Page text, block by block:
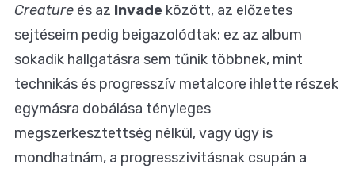
Creature és az Invade között, az előzetes
sejtéseim pedig beigazolódtak: ez az album
sokadik hallgatásra sem tűnik többnek, mint
technikás és progresszív metalcore ihlette részek
egymásra dobálása tényleges
megszerkesztettség nélkül, vagy úgy is
mondhatnám, a progresszivitásnak csupán a